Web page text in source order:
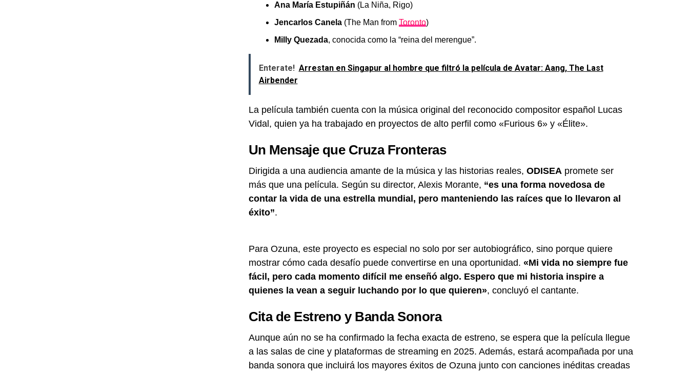
Ana María Estupiñán (La Niña, Rigo)
Jencarlos Canela(The Man from Toronto)
Milly Quezada, conocida como la “reina del merengue”.
Enterate! Arrestan en Singapur al hombre que filtró la película de Avatar: Aang, The Last
Airbender
La película también cuenta con la música original del reconocido compositor español Lucas
Vidal, quien ya ha trabajado en proyectos de alto perfil como «Furious 6» y «Élite».
Un Mensaje que Cruza Fronteras
Dirigida a una audiencia amante de la música y las historias reales, ODISEA promete ser
más que una película. Según su director, Alexis Morante, “es una forma novedosa de
contar la vida de una estrella mundial, pero manteniendo las raíces que lo llevaron al
éxito”.
Para Ozuna, este proyecto es especial no solo por ser autobiográfico, sino porque quiere
mostrar cómo cada desafío puede convertirse en una oportunidad. «Mi vida no siempre fue
fácil, pero cada momento difícil me enseñó algo. Espero que mi historia inspire a
quienes la vean a seguir luchando por lo que quieren», concluyó el cantante.
Cita de Estreno y Banda Sonora
Aunque aún no se ha confirmado la fecha exacta de estreno, se espera que la película llegue
a las salas de cine y plataformas de streaming en 2025. Además, estará acompañada por una
banda sonora que incluirá los mayores éxitos de Ozuna junto con canciones inéditas creadas